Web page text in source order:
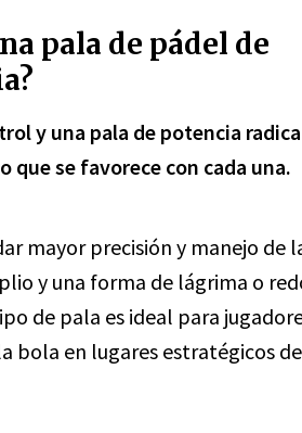
pala de pádel de
y una pala de potencia
que se favorece con cada una.
mayor precisión y manejo de
y una forma de lágrima o
de pala es ideal para
bola en lugares estratégicos